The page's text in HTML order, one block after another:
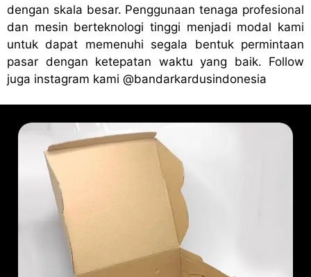
dengan skala besar. Penggunaan tenaga profesional
dan mesin berteknologi tinggi menjadi modal kami
untuk dapat memenuhi segala bentuk permintaan
pasar dengan ketepatan waktu yang baik. Follow
juga instagram kami @bandarkardusindonesia